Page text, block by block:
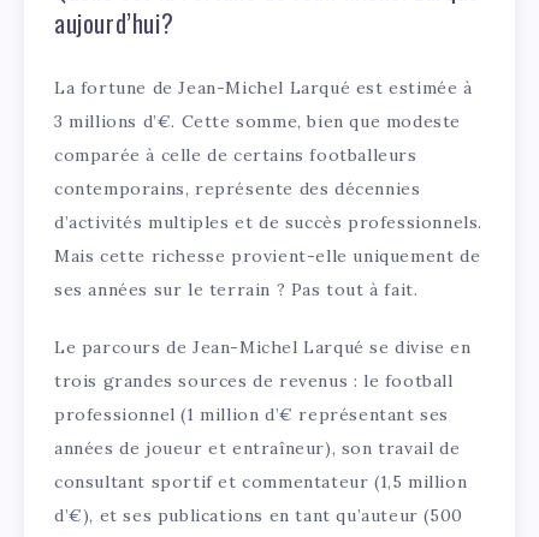
aujourd’hui?
La fortune de Jean-Michel Larqué est estimée à
3 millions d’€. Cette somme, bien que modeste
comparée à celle de certains footballeurs
contemporains, représente des décennies
d’activités multiples et de succès professionnels.
Mais cette richesse provient-elle uniquement de
ses années sur le terrain ? Pas tout à fait.
Le parcours de Jean-Michel Larqué se divise en
trois grandes sources de revenus : le football
professionnel (1 million d’€ représentant ses
années de joueur et entraîneur), son travail de
consultant sportif et commentateur (1,5 million
d’€), et ses publications en tant qu’auteur (500